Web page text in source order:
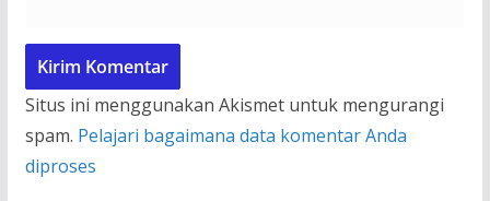
Situs ini menggunakan Akismet untuk mengurangi
spam. Pelajari bagaimana data komentar Anda
diproses